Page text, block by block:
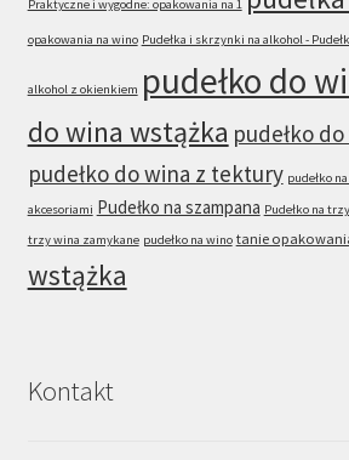
Praktyczne i wygodne: opakowania na 1
opakowania na wino Pudełka i skrzynki na alkohol -
alkohol z okienkiem pudełko do
do wina wstążka pudełko
pudełko do wina z tektury pudełko
akcesoriami Pudełko na szampana Pudełko na
trzy wina zamykane pudełko na wino tanie
wstążka
Kontakt